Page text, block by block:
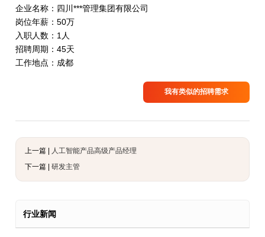
企业名称：四川***管理集团有限公司
岗位年薪：50万
入职人数：1人
招聘周期：45天
工作地点：成都
我有类似的招聘需求
上一篇 |
人工智能产品高级产品经理
下一篇 | 研发主管
行业新闻